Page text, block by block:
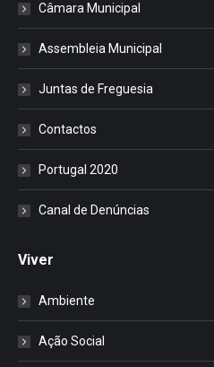
Câmara Municipal
Assembleia Municipal
Juntas de Freguesia
Contactos
Portugal 2020
Canal de Denúncias
Viver
Ambiente
Ação Social